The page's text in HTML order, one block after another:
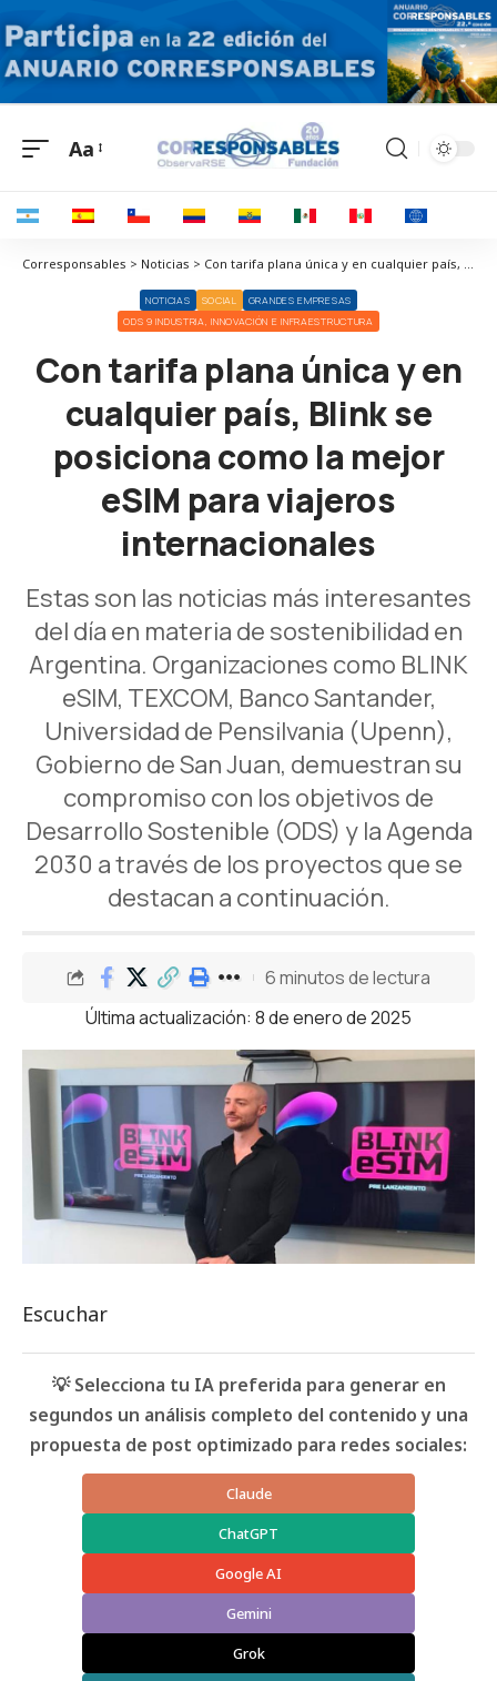
Aa
Corresponsables > Noticias > Con tarifa plana única y en cualquier país, Blink se posiciona como la mejor eSIM para viajeros internacionales
NOTICIAS SOCIAL
GRANDES EMPRESAS
ODS 9 INDUSTRIA, INNOVACIÓN E INFRAESTRUCTURA
Con tarifa plana única y en
cualquier país, Blink se
posiciona como la mejor
eSIM para viajeros
internacionales
Estas son las noticias más interesantes
del día en materia de sostenibilidad en
Argentina. Organizaciones como BLINK
eSIM, TEXCOM, Banco Santander,
Universidad de Pensilvania (Upenn),
Gobierno de San Juan, demuestran su
compromiso con los objetivos de
Desarrollo Sostenible (ODS) y la Agenda
2030 a través de los proyectos que se
destacan a continuación.
Última actualización: 8 de enero de 2025
6 minutos de lectura
Escuchar
💡 Selecciona tu IA preferida para generar en
segundos un análisis completo del contenido y una
propuesta de post optimizado para redes sociales:
Claude
ChatGPT
Google AI
Gemini
Grok